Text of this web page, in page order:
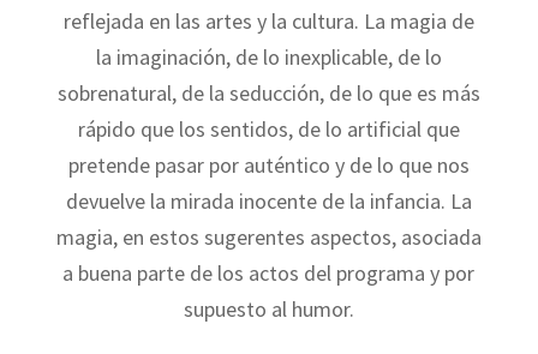
reflejada en las artes y la cultura. La magia de
la imaginación, de lo inexplicable, de lo
sobrenatural, de la seducción, de lo que es más
rápido que los sentidos, de lo artificial que
pretende pasar por auténtico y de lo que nos
devuelve la mirada inocente de la infancia. La
magia, en estos sugerentes aspectos, asociada
a buena parte de los actos del programa y por
supuesto al humor.